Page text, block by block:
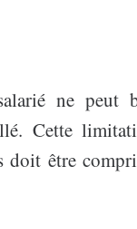
ne peut
Cette
doit être